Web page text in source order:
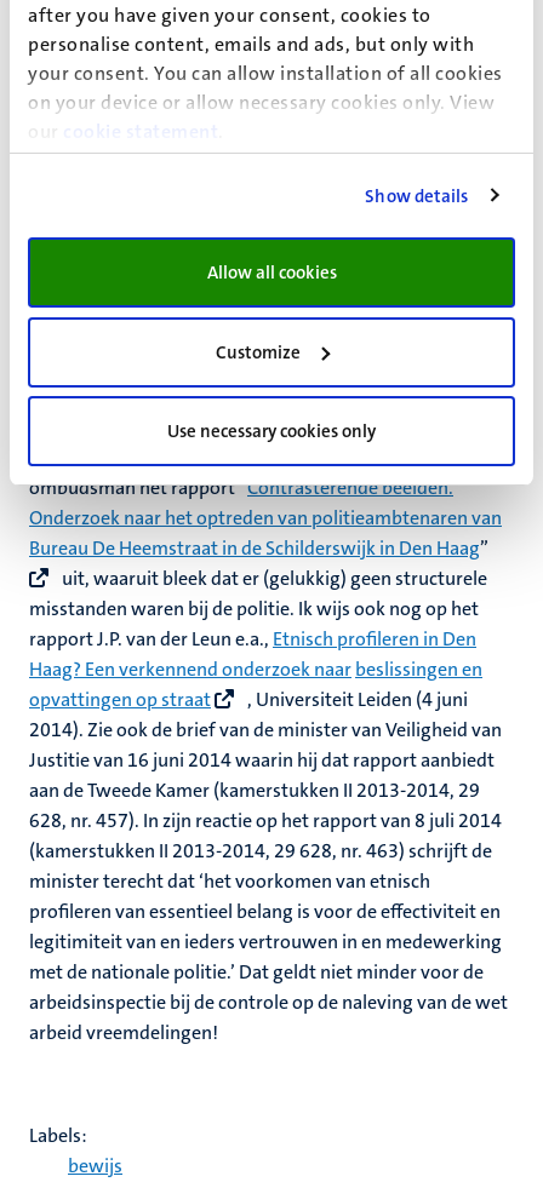
after you have given your consent, cookies to
personalise content, emails and ads, but only with
your consent. You can allow installation of all cookies
on your device or allow necessary cookies only. View
our
cookie statement
Show details
Allow all cookies
Customize
Use necessary cookies only
commercieel bedrijf inschakelen.
De uitspraak van de afdeling bestuursrechtspraak van
afgelopen woensdag doet denken aan de discussie over
etnisch profileren die nog niet zo heel lang geleden werd
gevoerd. Amnesty International bracht op 28 oktober
“Proactief politieoptreden vormt risico
aanpakken”
uit, waarop de toenmalige nationale
ombudsman meldde dat dit (ongeoorloofde) etnisch
profileren in de politiecultuur zit, hetgeen (uiteraard) door
“Gelijkheid onder druk: De impact van etnisch profileren”
van november 2013 en hetmemo
van 14 november
2014 over etnisch profileren, beide eveneens van Amnesty
International. Op 29 juli 2014 bracht de Nationale
ombudsman het rapport “Contrasterende beelden.
Onderzoek naar het optreden van politieambtenaren van
Bureau De Heemstraat in de Schilderswijk in Den Haag”
uit, waaruit bleek dat er (gelukkig) geen structurele
misstanden waren bij de politie. Ik wijs ook nog op het
rapport J.P. van der Leun e.a., Etnisch profileren in Den
Haag? Een verkennend onderzoek naarbeslissingen en
opvattingen op straat
, Universiteit Leiden (4 juni
2014). Zie ook de brief van de minister van Veiligheid van
Justitie van 16 juni 2014 waarin hij dat rapport aanbiedt
aan de Tweede Kamer (kamerstukken II 2013-2014, 29
628, nr. 457). In zijn reactie op het rapport van 8 juli 2014
(kamerstukken II 2013-2014, 29 628, nr. 463) schrijft de
minister terecht dat ‘het voorkomen van etnisch
profileren van essentieel belang is voor de effectiviteit en
legitimiteit van en ieders vertrouwen in en medewerking
met de nationale politie.’ Dat geldt niet minder voor de
arbeidsinspectie bij de controle op de naleving van de wet
arbeid vreemdelingen!
Labels:
bewijs